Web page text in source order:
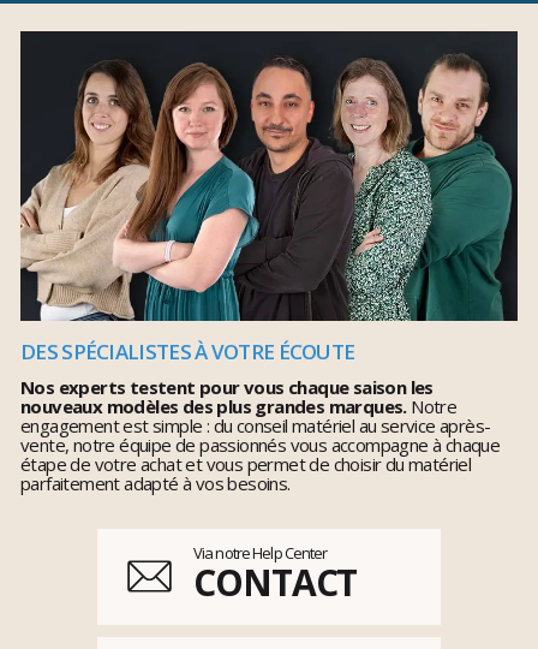
DES SPÉCIALISTES À VOTRE ÉCOUTE
Nos experts testent pour vous chaque saison les
nouveaux modèles des plus grandes marques.Notre
engagement est simple : du conseil matériel au service après-
vente, notre équipe de passionnés vous accompagne à chaque
étape de votre achat et vous permet de choisir du matériel
parfaitement adapté à vos besoins.
Via notre Help Center
CONTACT